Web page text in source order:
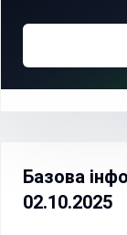
Базова
02.10.2025